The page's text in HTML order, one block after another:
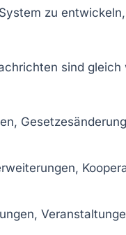
zu
sind gleich